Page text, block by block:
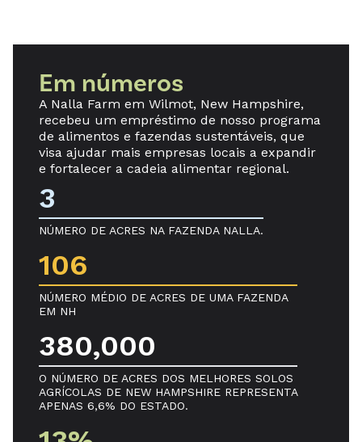
Em números
A Nalla Farm em Wilmot, New Hampshire,
recebeu um empréstimo de nosso programa
de alimentos e fazendas sustentáveis, que
visa ajudar mais empresas locais a expandir
e fortalecer a cadeia alimentar regional.
3
NÚMERO DE ACRES NA FAZENDA NALLA.
106
NÚMERO MÉDIO DE ACRES DE UMA FAZENDA
EM NH
380,000
O NÚMERO DE ACRES DOS MELHORES SOLOS
AGRÍCOLAS DE NEW HAMPSHIRE REPRESENTA
APENAS 6,6% DO ESTADO.